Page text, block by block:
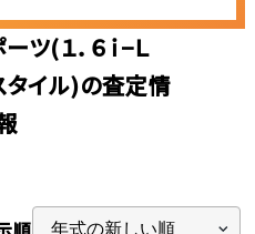
ツ(１．６ｉ−Ｌ
イル)の査定情